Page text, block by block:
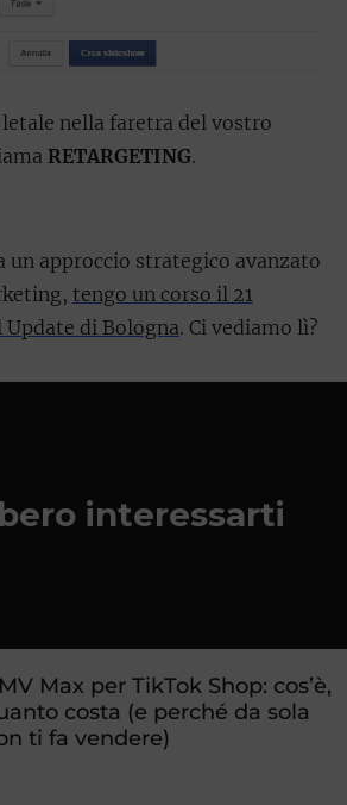
nella faretra del vostro
RETARGETING.
un approccio strategico avanzato
tengo un corso il 21
di Bologna. Ci vediamo lì?
interessarti
Max per TikTok Shop: cos’è,
costa (e perché da sola
ti fa vendere)